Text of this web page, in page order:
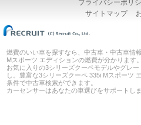
プライバシーポリ
サイトマップ
燃費のいい車を探すなら、中古車・中古車情
Mスポーツ エディションの燃費が分かります。
お気に入りの3シリーズクーペモデルやグレ
し。豊富な3シリーズクーペ 335i Mスポーツ
条件で中古車検索ができます。
カーセンサーはあなたの車選びをサポートしま